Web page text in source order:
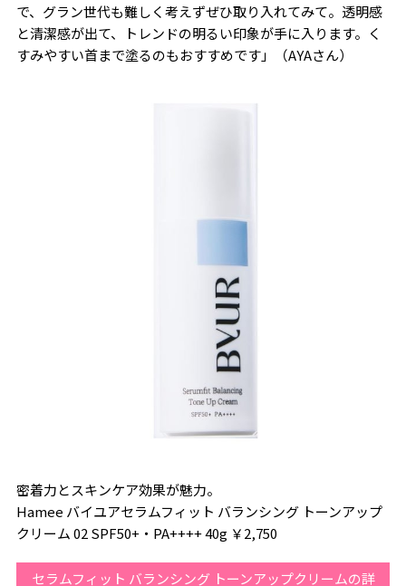
で、グラン世代も難しく考えずぜひ取り入れてみて。透明感
と清潔感が出て、トレンドの明るい印象が手に入ります。く
すみやすい首まで塗るのもおすすめです」（AYAさん）
密着力とスキンケア効果が魅力。
Hamee バイユアセラムフィット バランシング トーンアップ
クリーム 02 SPF50+・PA++++ 40g ￥2,750
セラムフィット バランシング トーンアップクリームの詳